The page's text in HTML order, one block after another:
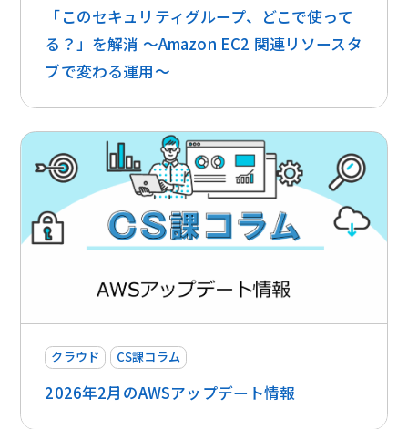
「このセキュリティグループ、どこで使って
る？」を解消 〜Amazon EC2 関連リソースタ
ブで変わる運用〜
クラウド CS課コラム
2026年2月のAWSアップデート情報